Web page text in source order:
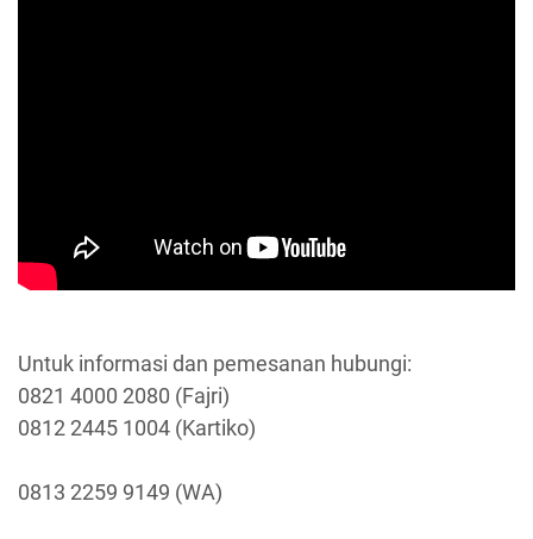
Untuk informasi dan pemesanan hubungi:
0821 4000 2080 (Fajri)
0812 2445 1004 (Kartiko)
0813 2259 9149 (WA)